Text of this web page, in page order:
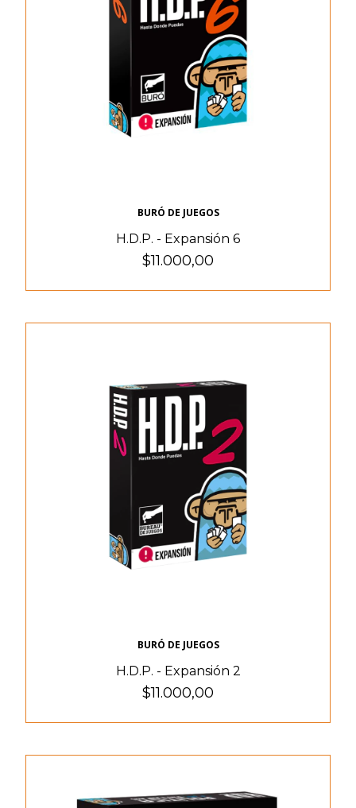
BURÓ DE JUEGOS
H.D.P. - Expansión 6
$11.000,00
BURÓ DE JUEGOS
H.D.P. - Expansión 2
$11.000,00